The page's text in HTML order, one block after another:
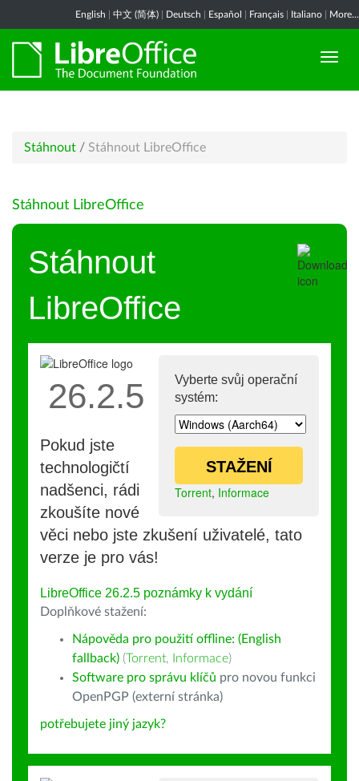
English 中文 (简体) Deutsch Español Français Italiano More...
Stáhnout / Stáhnout LibreOffice
Stáhnout LibreOffice
Stáhnout
LibreOffice
Vyberte svůj operační
systém:
STAŽENÍ
Torrent, Informace
26.2.5
Pokud jste
technologičtí
nadšenci, rádi
zkoušíte nové
věci nebo jste zkušení uživatelé, tato
verze je pro vás!
LibreOffice 26.2.5 poznámky k vydání
Doplňkové stažení:
Nápověda pro použití offline: (English
fallback) (Torrent, Informace)
Software pro správu klíčů pro novou funkci
OpenPGP (externí stránka)
potřebujete jiný jazyk?